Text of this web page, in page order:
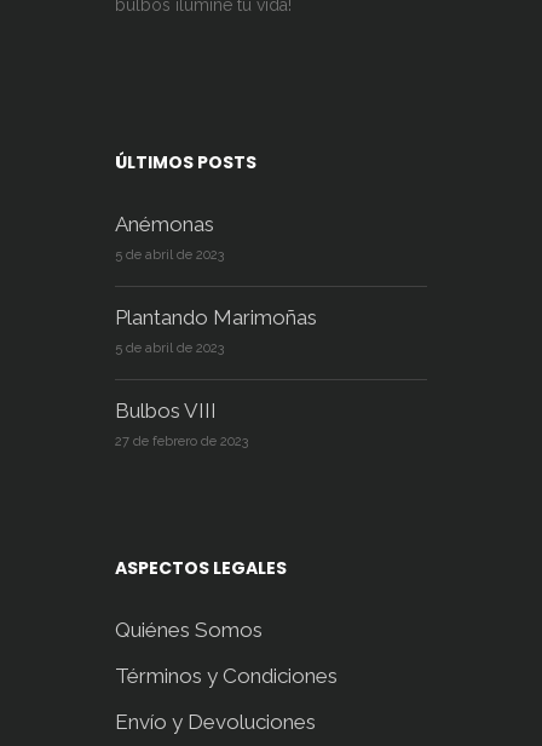
bulbos ilumine tu vida!
ÚLTIMOS POSTS
Anémonas
5 de abril de 2023
Plantando Marimoñas
5 de abril de 2023
Bulbos VIII
27 de febrero de 2023
ASPECTOS LEGALES
Quiénes Somos
Términos y Condiciones
Envío y Devoluciones